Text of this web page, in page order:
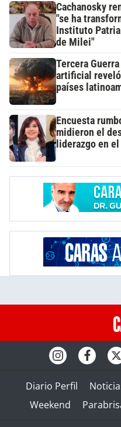
Cachanosky
"se ha
Instituto
de Milei"
Tercera
artificial
países
Encuesta
midieron el
liderazgo en
Diario Perfil
Weekend